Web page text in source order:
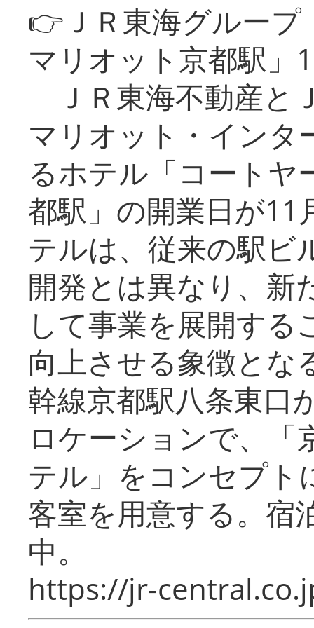
👉ＪＲ東海グルー
マリオット京都駅」
ＪＲ東海不動産と
マリオット・インタ
るホテル「コートヤ
都駅」の開業日が11
テルは、従来の駅ビ
開発とは異なり、新
して事業を展開する
向上させる象徴とな
幹線京都駅八条東口
ロケーションで、「
テル」をコンセプト
客室を用意する。宿
中。
https://jr-